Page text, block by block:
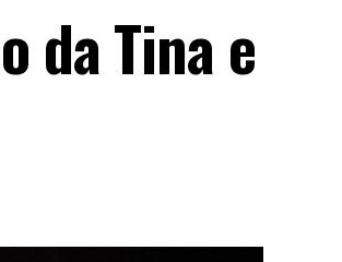
da Tina e